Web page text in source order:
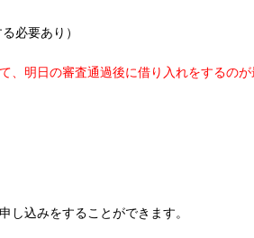
必要あり）
明日の審査通過後に借り入れをするのが
し込みをすることができます。